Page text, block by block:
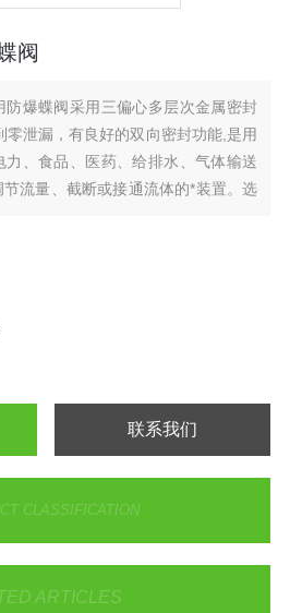
阀
防爆蝶阀采用三偏心多层次金属密封
零泄漏，有良好的双向密封功能,是用
、食品、医药、给排水、气体输送
流量、截断或接通流体的*装置。选
质、油品及食品等介质，工作温度
联系我们
CLASSIFICATION
ARTICLES